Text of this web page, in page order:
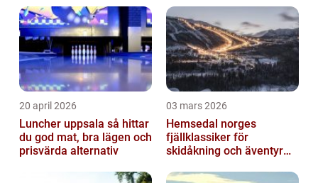
pedagogiska inslag ...
20 april 2026
Luncher uppsala så hittar
du god mat, bra lägen och
prisvärda alternativ
03 mars 2026
Hemsedal norges
fjällklassiker för
skidåkning och äventyr